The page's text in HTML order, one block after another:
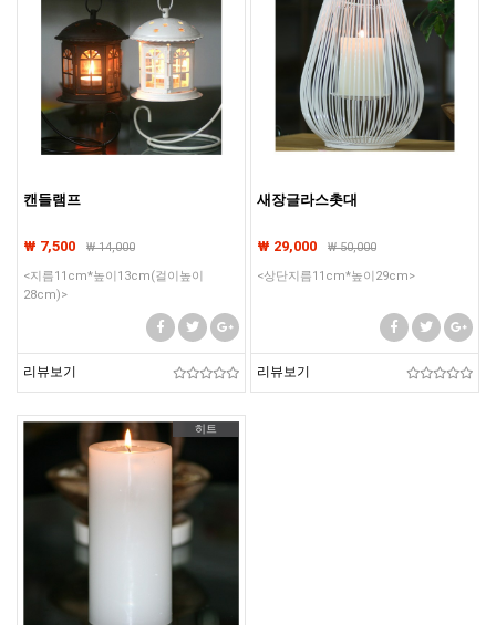
캔들램프
₩ 7,500 ₩14,000
<지름11cm*높이13cm(걸이높이
28cm)>
리뷰보기
새장글라스촛대
₩ 29,000 ₩50,000
<상단지름11cm*높이29cm>
리뷰보기
히트